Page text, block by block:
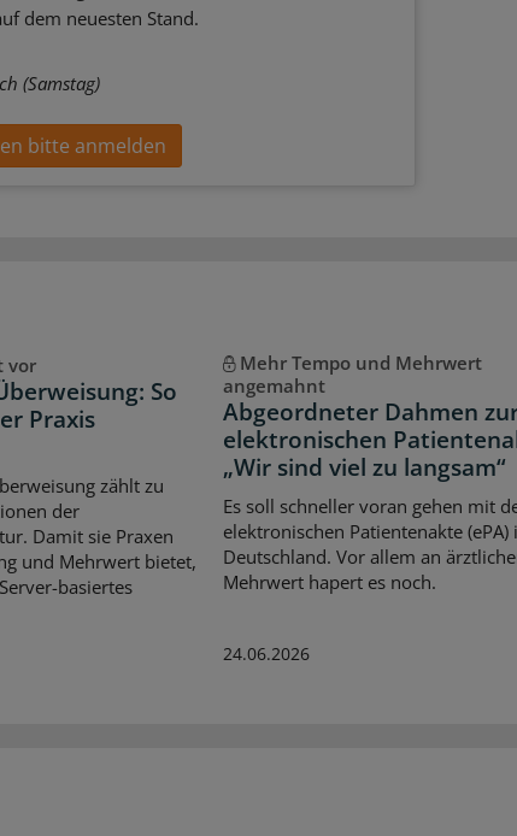
dem neuesten Stand.
(Samstag)
bitte anmelden
vor
So
Praxis
zählt zu
der
Damit sie Praxen
und Mehrwert bietet,
basiertes
Mehr Tempo und Mehrwert
angemahnt
Abgeordneter Dahmen
elektronischen
„Wir sind viel zu langsam“
Es soll schneller voran gehen mit
elektronischen Patientenakte (ePA)
Deutschland. Vor allem an
Mehrwert hapert es noch.
24.06.2026